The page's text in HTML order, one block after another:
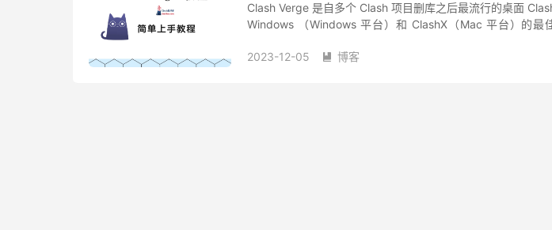
Clash Verge 是自多个 Clash 项目删库之后最流行的桌面
Windows （Windows 平台）和 ClashX（Mac 平台）的最
2023-12-05  博客